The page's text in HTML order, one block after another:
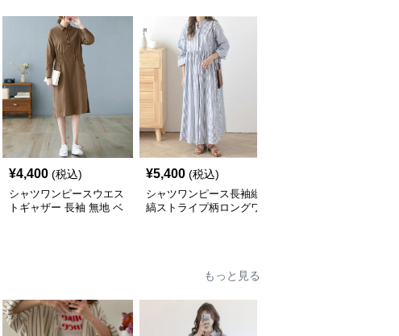
¥4,400 (税込)
シャツワンピースウエス
トギャザー 長袖 無地 ベ
¥5,400 (税込)
シャツワンピース長袖縦
縞ストライプ柄ロングワ
もっと見る